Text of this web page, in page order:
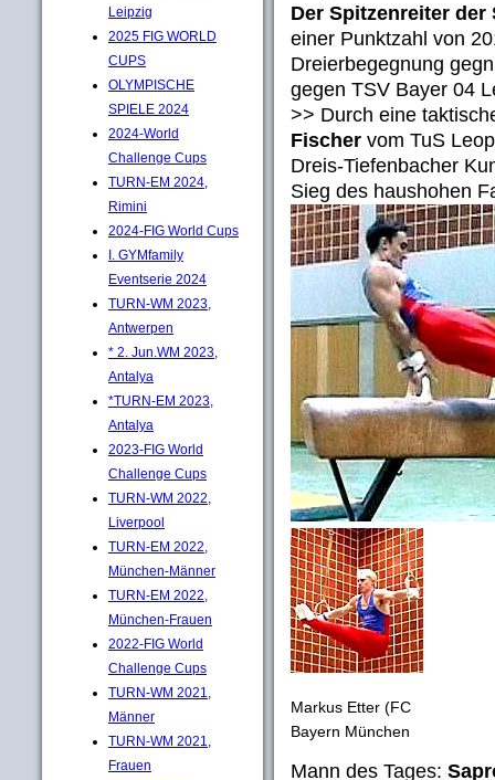
Leipzig
2025 FIG WORLD
CUPS
OLYMPISCHE
SPIELE 2024
2024-World
Challenge Cups
TURN-EM 2024,
Rimini
2024-FIG World Cups
I. GYMfamily
Eventserie 2024
TURN-WM 2023,
Antwerpen
* 2. Jun.WM 2023,
Antalya
*TURN-EM 2023,
Antalya
2023-FIG World
Challenge Cups
TURN-WM 2022,
Liverpool
TURN-EM 2022,
München-Männer
TURN-EM 2022,
München-Frauen
2022-FIG World
Challenge Cups
TURN-WM 2021,
Männer
TURN-WM 2021,
Frauen
Der Spitzenreiter der
einer Punktzahl von
Dreierbegegnung
gegen TSV Bayer 04
>> Durch eine
Fischer vom TuS
Dreis-Tiefenbacher
Sieg des haushohen
Markus Etter (FC
Bayern München
Mann des Tages: